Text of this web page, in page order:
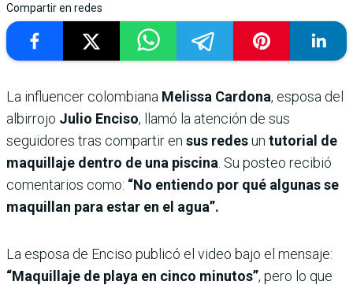
Compartir en redes
La influencer colombiana Melissa Cardona, esposa del
albirrojo Julio Enciso, llamó la atención de sus
seguidores tras compartir en sus redesun tutorial de
maquillaje dentro de una piscina . Su posteo recibió
comentarios como: “No entiendo por qué algunas se
maquillan para estar en el agua”.
La esposa de Enciso publicó el video bajo el mensaje:
“Maquillaje de playa en cinco minutos”, pero lo que